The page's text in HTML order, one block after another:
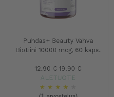
Puhdas+ Beauty Vahva
Biotiini 10000 mcg, 60 kaps.
12.90 € 19.90 €
ALETUOTE
★ ★ ★ ★